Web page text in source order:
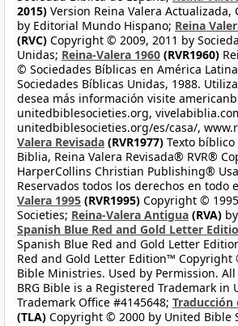
2015) Version Reina Valera
by Editorial Mundo Hispano; Reina
(RVC) Copyright © 2009, 2011 by
Unidas; Reina-Valera 1960 (RVR1960)
© Sociedades Bíblicas en América
Sociedades Bíblicas Unidas, 1988.
desea más información visite
unitedbiblesocieties.org,
unitedbiblesocieties.org/es/casa/,
Valera Revisada (RVR1977) Texto bíblico
Biblia, Reina Valera Revisada® RVR®
HarperCollins Christian Publishing®
Reservados todos los derechos en todo
Valera 1995 (RVR1995) Copyright ©
Societies; Reina-Valera Antigua (RVA)
Spanish Blue Red and Gold Letter
Spanish Blue Red and Gold Letter
Red and Gold Letter Edition™ Copyright
Bible Ministries. Used by Permission.
BRG Bible is a Registered Trademark in
Trademark Office #4145648; Traducción
(TLA) Copyright © 2000 by United Bible